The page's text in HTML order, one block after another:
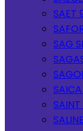
SAET
SAG
SAINT